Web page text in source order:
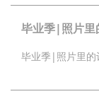
毕业季|照片里
毕业季|照片里的